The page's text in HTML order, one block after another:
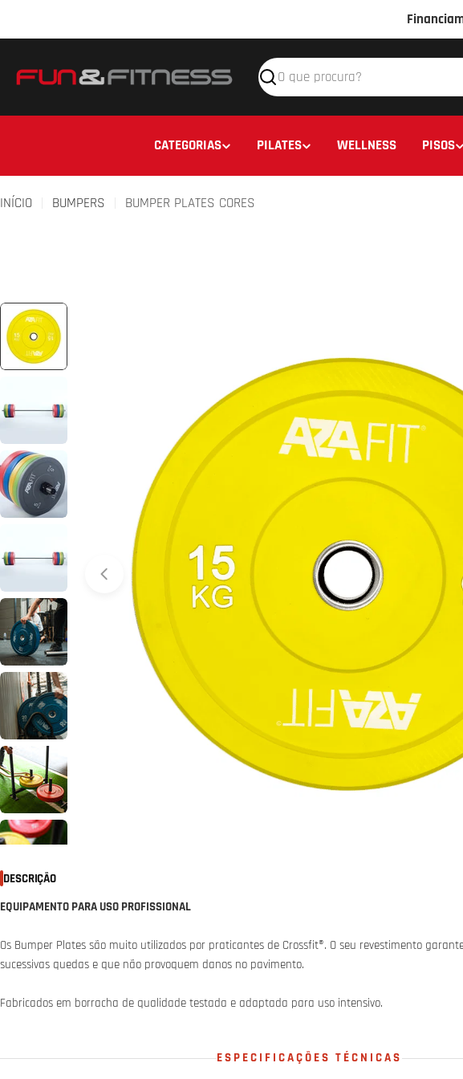
conteúdo
Pesquisar
CATEGORIAS PILATES WELLNESS PISOS
INÍCIO BUMPERS BUMPER PLATES CORES
Abrir media 0 em modal
DESCRIÇÃO
EQUIPAMENTO PARA USO PROFISSIONAL
Os Bumper Plates são muito utilizados por praticantes de Crossfit®. O seu revestimento
sucessivas quedas e que não provoquem danos no pavimento.
Fabricados em borracha de qualidade testada e adaptada para uso intensivo.
ESPECIFICAÇÕES TÉCNICAS